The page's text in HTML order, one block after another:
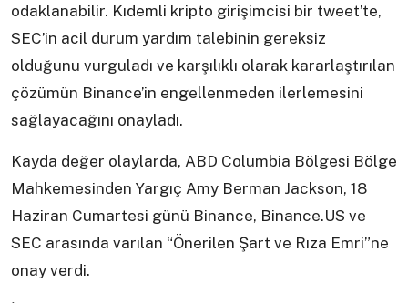
odaklanabilir. Kıdemli kripto girişimcisi bir tweet’te,
SEC’in acil durum yardım talebinin gereksiz
olduğunu vurguladı ve karşılıklı olarak kararlaştırılan
çözümün Binance’in engellenmeden ilerlemesini
sağlayacağını onayladı.
Kayda değer olaylarda, ABD Columbia Bölgesi Bölge
Mahkemesinden Yargıç Amy Berman Jackson, 18
Haziran Cumartesi günü Binance, Binance.US ve
SEC arasında varılan “Önerilen Şart ve Rıza Emri”ne
onay verdi.